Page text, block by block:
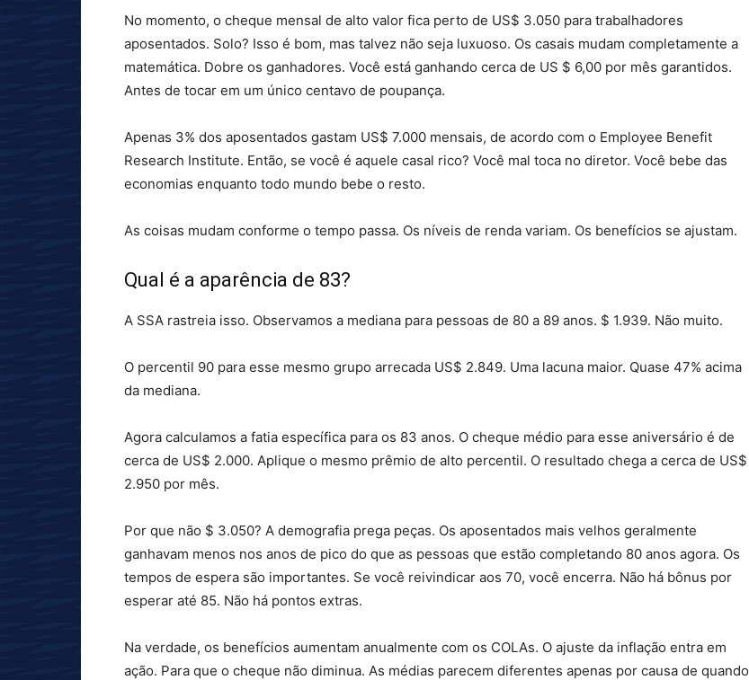
No momento, o cheque mensal de alto valor fica perto de US$ 3.050 para trabalhadores
aposentados. Solo? Isso é bom, mas talvez não seja luxuoso. Os casais mudam completamente a
matemática. Dobre os ganhadores. Você está ganhando cerca de US $ 6,00 por mês garantidos.
Antes de tocar em um único centavo de poupança.
Apenas 3% dos aposentados gastam US$ 7.000 mensais, de acordo com o Employee Benefit
Research Institute. Então, se você é aquele casal rico? Você mal toca no diretor. Você bebe das
economias enquanto todo mundo bebe o resto.
As coisas mudam conforme o tempo passa. Os níveis de renda variam. Os benefícios se ajustam.
Qual é a aparência de 83?
A SSA rastreia isso. Observamos a mediana para pessoas de 80 a 89 anos. $ 1.939. Não muito.
O percentil 90 para esse mesmo grupo arrecada US$ 2.849. Uma lacuna maior. Quase 47% acima
da mediana.
Agora calculamos a fatia específica para os 83 anos. O cheque médio para esse aniversário é de
cerca de US$ 2.000. Aplique o mesmo prêmio de alto percentil. O resultado chega a cerca de US$
2.950 por mês.
Por que não $ 3.050? A demografia prega peças. Os aposentados mais velhos geralmente
ganhavam menos nos anos de pico do que as pessoas que estão completando 80 anos agora. Os
tempos de espera são importantes. Se você reivindicar aos 70, você encerra. Não há bônus por
esperar até 85. Não há pontos extras.
Na verdade, os benefícios aumentam anualmente com os COLAs. O ajuste da inflação entra em
ação. Para que o cheque não diminua. As médias parecem diferentes apenas por causa de quando